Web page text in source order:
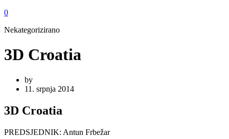
0
Nekategorizirano
3D Croatia
by
11. srpnja 2014
3D Croatia
PREDSJEDNIK: Antun Frbežar